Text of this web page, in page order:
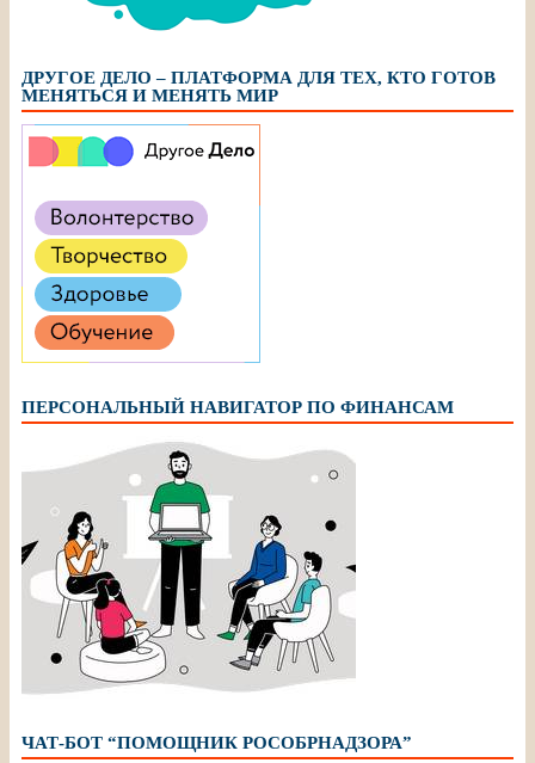
ДРУГОЕ ДЕЛО – ПЛАТФОРМА ДЛЯ ТЕХ, КТО ГОТОВ
МЕНЯТЬСЯ И МЕНЯТЬ МИР
ПЕРСОНАЛЬНЫЙ НАВИГАТОР ПО ФИНАНСАМ
ЧАТ-БОТ “ПОМОЩНИК РОСОБРНАДЗОРА”